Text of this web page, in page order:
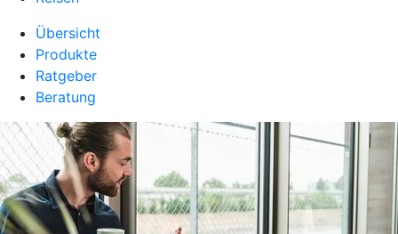
Übersicht
Produkte
Ratgeber
Beratung